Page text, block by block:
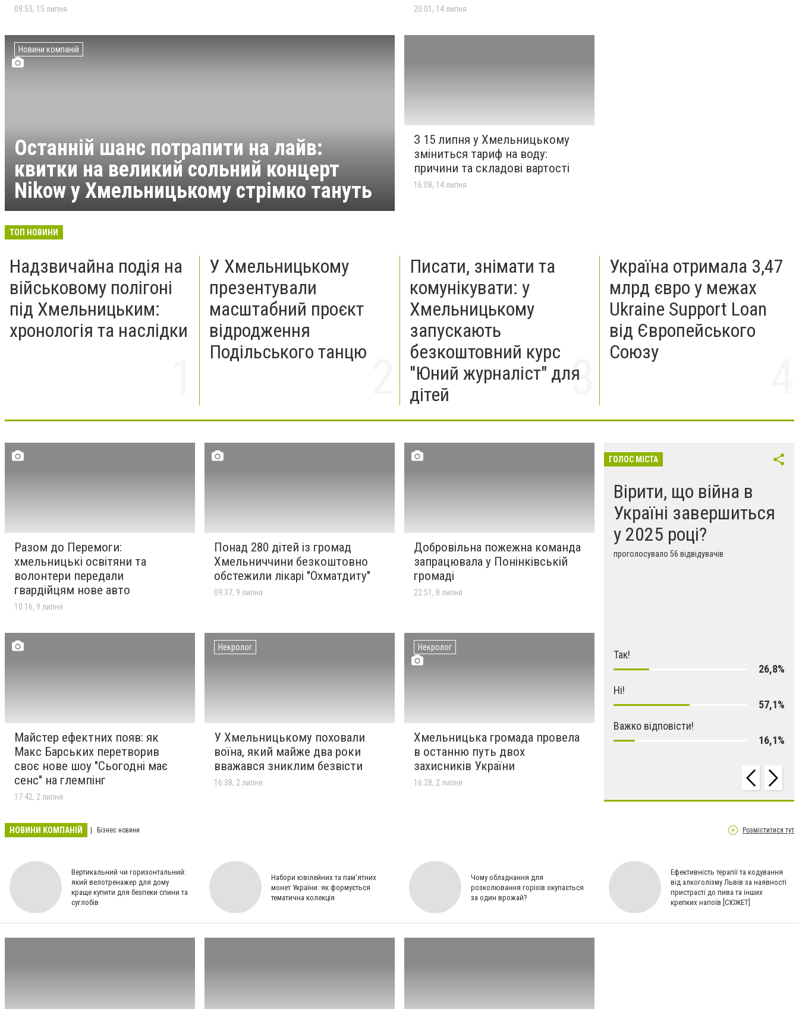
У Хмельницькому
громадському транспорті
12:29
09:53, 15 липня 20:01, 14 липня
Новини компаній
Останній шанс потрапити на лайв:
квитки на великий сольний концерт
Nikow у Хмельницькому стрімко тануть
З 15 липня у Хмельницькому
зміниться тариф на воду:
причини та складові вартості
16:08, 14 липня
ТОП НОВИНИ
Надзвичайна подія на
військовому полігоні
під Хмельницьким:
хронологія та наслідки
У Хмельницькому
презентували
масштабний проєкт
відродження
Подільського танцю
Писати, знімати та
комунікувати: у
Хмельницькому
запускають
безкоштовний курс
"Юний журналіст" для
дітей
Україна отримала 3,47
млрд євро у межах
Ukraine Support Loan
від Європейського
Союзу
Разом до Перемоги:
хмельницькі освітяни та
волонтери передали
гвардійцям нове авто
10:16, 9 липня
Понад 280 дітей із громад
Хмельниччини безкоштовно
обстежили лікарі "Охматдиту"
09:37, 9 липня
Добровільна пожежна команда
запрацювала у Понінківській
громаді
22:51, 8 липня
Майстер ефектних появ: як
Макс Барських перетворив
своє нове шоу "Сьогодні має
сенс" на глемпінг
17:42, 2 липня
Некролог
У Хмельницькому поховали
воїна, який майже два роки
вважався зниклим безвісти
16:38, 2 липня
Некролог
Хмельницька громада провела
в останню путь двох
захисників України
16:28, 2 липня
ГОЛОС МІСТА
Вірити, що війна в
Україні завершиться
у 2025 році?
проголосувало 56 відвідувачів
Так!
26,8%
Ні!
57,1%
Важко відповісти!
16,1%
НОВИНИ КОМПАНІЙ Бізнес новини Розміститися тут
Вертикальний чи горизонтальний:
який велотренажер для дому
краще купити для безпеки спини та
суглобів
Набори ювілейних та пам'ятних
монет України: як формується
тематична колекція
Чому обладнання для
розколювання горіхів окупається
за один врожай?
Ефективність терапії та кодування
від алкоголізму Львів за наявності
пристрасті до пива та інших
крепких напоїв [СЮЖЕТ]